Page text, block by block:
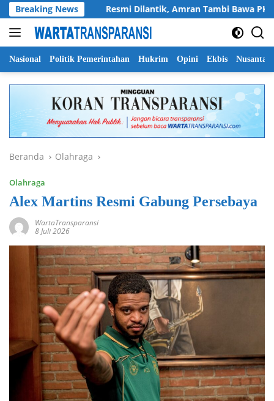
Langsung
ke
konten
Breaking NewsResmi Dilantik, Amran Tambi Bawa PKDP Riau
Nasional Politik Pemerintahan Hukrim Opini Ekbis Nusantara
Beranda Olahraga
Olahraga
Alex Martins Resmi Gabung Persebaya
WartaTransparansi
8 Juli 2026